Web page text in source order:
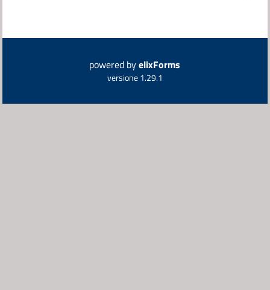
powered byelixForms
versione 1.29.1